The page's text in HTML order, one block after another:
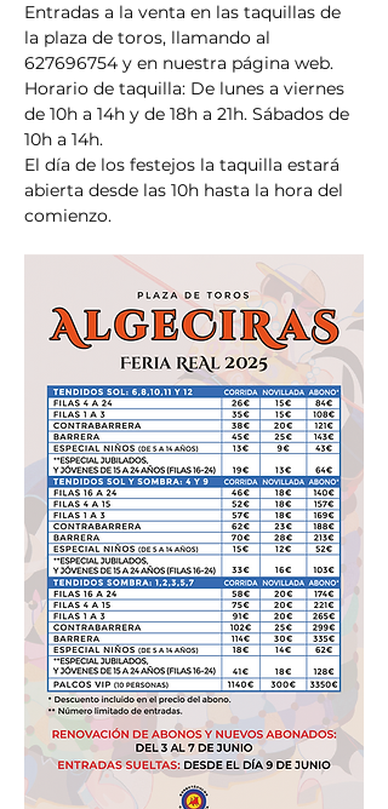
Entradas a la venta en las taquillas de
la plaza de toros, llamando al
627696754 y en nuestra página web.
Horario de taquilla: De lunes a viernes
de 10h a 14h y de 18h a 21h. Sábados de
10h a 14h.
El día de los festejos la taquilla estará
abierta desde las 10h hasta la hora del
comienzo.